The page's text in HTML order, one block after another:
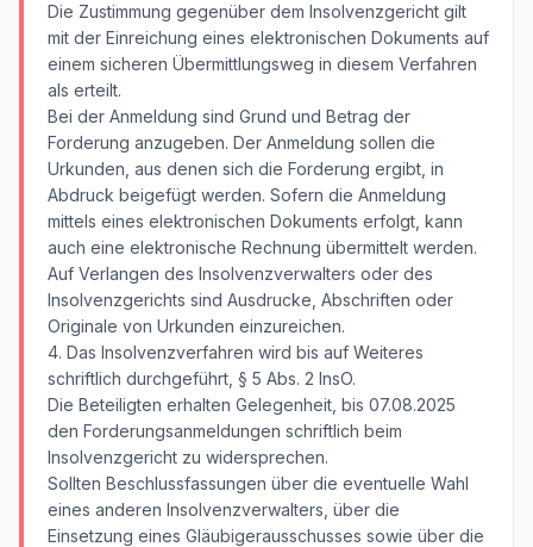
Die Zustimmung gegenüber dem Insolvenzgericht gilt
mit der Einreichung eines elektronischen Dokuments auf
einem sicheren Übermittlungsweg in diesem Verfahren
als erteilt.
Bei der Anmeldung sind Grund und Betrag der
Forderung anzugeben. Der Anmeldung sollen die
Urkunden, aus denen sich die Forderung ergibt, in
Abdruck beigefügt werden. Sofern die Anmeldung
mittels eines elektronischen Dokuments erfolgt, kann
auch eine elektronische Rechnung übermittelt werden.
Auf Verlangen des Insolvenzverwalters oder des
Insolvenzgerichts sind Ausdrucke, Abschriften oder
Originale von Urkunden einzureichen.
4. Das Insolvenzverfahren wird bis auf Weiteres
schriftlich durchgeführt, § 5 Abs. 2 InsO.
Die Beteiligten erhalten Gelegenheit, bis 07.08.2025
den Forderungsanmeldungen schriftlich beim
Insolvenzgericht zu widersprechen.
Sollten Beschlussfassungen über die eventuelle Wahl
eines anderen Insolvenzverwalters, über die
Einsetzung eines Gläubigerausschusses sowie über die